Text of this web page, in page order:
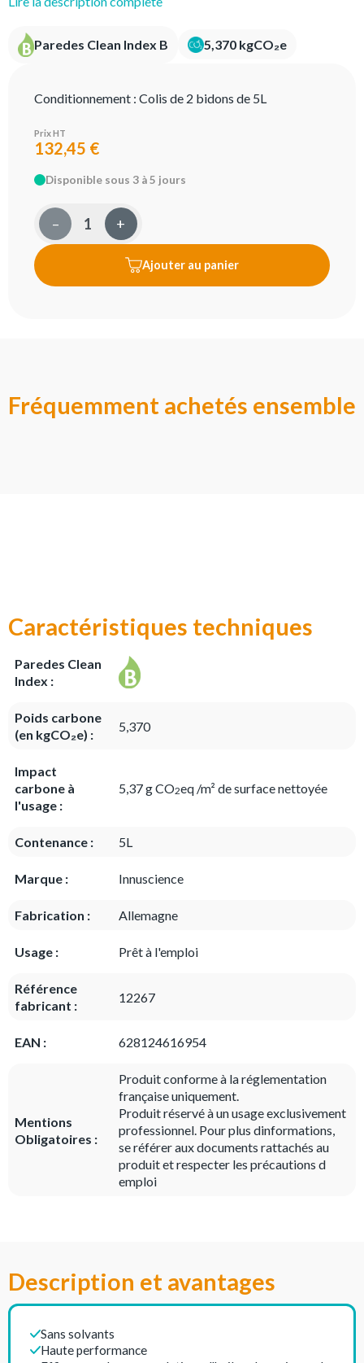
Paredes Clean Index B 5,370 kgCO₂e
Conditionnement : Colis de 2 bidons de 5L
Prix HT
132,45 €
Disponible sous 3 à 5 jours
– +
Ajouter au panier
Fréquemment achetés ensemble
Caractéristiques techniques
Paredes Clean
Index :
Poids carbone
(en kgCO₂e) :
5,370
Impact
carbone à
l'usage :
5,37 g CO2eq /m² de surface nettoyée
Contenance : 5L
Marque : Innuscience
Fabrication : Allemagne
Usage : Prêt à l'emploi
Référence
fabricant :
12267
EAN : 628124616954
Mentions
Obligatoires :
Produit conforme à la réglementation
française uniquement.
Produit réservé à un usage exclusivement
professionnel. Pour plus dinformations,
se référer aux documents rattachés au
produit et respecter les précautions d
emploi
Description et avantages
Sans solvants
Haute performance